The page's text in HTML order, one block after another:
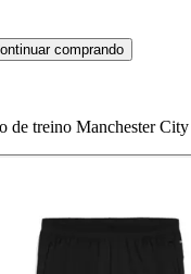
comprando
de treino Manchester